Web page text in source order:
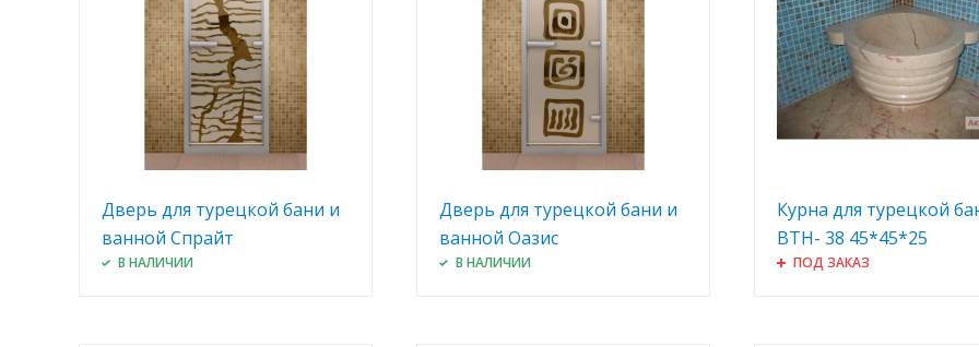
Дверь для турецкой бани и
ванной Спрайт
В НАЛИЧИИ
Дверь для турецкой бани и
ванной Оазис
В НАЛИЧИИ
Курна для турецкой
BTH- 38 45*45*25
ПОД ЗАКАЗ